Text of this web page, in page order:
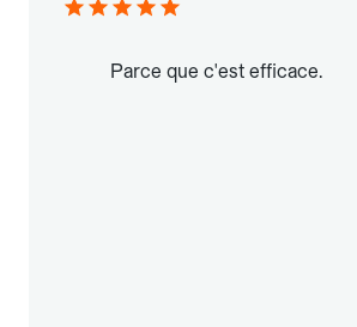
Parce que c'est efficace.